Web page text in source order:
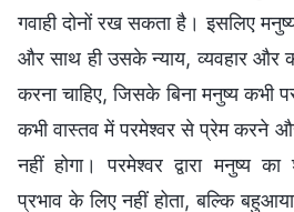
गवाही दोनों रख सकता है। इसलिए
और साथ ही उसके न्याय, व्यवहार और
करना चाहिए, जिसके बिना मनुष्य कभी
कभी वास्तव में परमेश्वर से प्रेम करने
नहीं होगा। परमेश्वर द्वारा मनुष्य
प्रभाव के लिए नहीं होता, बल्कि